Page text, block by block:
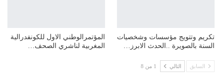
تكريم وتتويج مؤسسات وشخصيات
السنة بالصويرة ..الحدث الابرز…
المؤتمرالوطني الاول للكونفدرالية
المغربية لناشري الصحف…
السابق التالي 1 من 8